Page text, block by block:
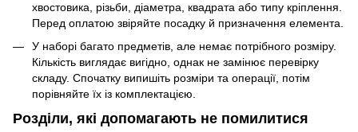
хвостовика, різьби, діаметра, квадрата або типу кріплення.
Перед оплатою звіряйте посадку й призначення елемента.
У наборі багато предметів, але немає потрібного розміру.
Кількість виглядає вигідно, однак не замінює перевірку
складу. Спочатку випишіть розміри та операції, потім
порівняйте їх із комплектацією.
Розділи, які допомагають не помилитися